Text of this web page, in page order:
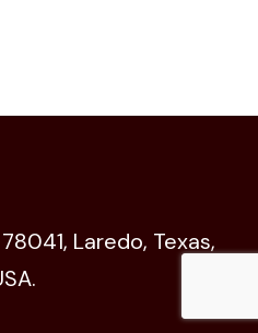
Laredo, Texas,